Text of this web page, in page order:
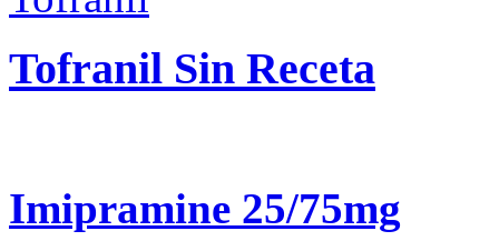
Tofranil Sin Receta
Imipramine 25/75mg